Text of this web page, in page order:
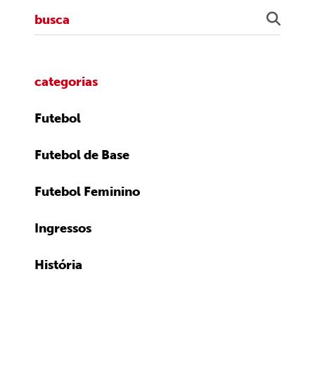
categorias
Futebol
Futebol de Base
Futebol Feminino
Ingressos
História